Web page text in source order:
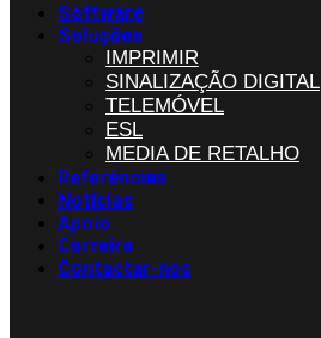
Software
Soluções
IMPRIMIR
SINALIZAÇÃO DIGITAL
TELEMÓVEL
ESL
MEDIA DE RETALHO
Referências
Notícias
Apoio
Carreira
Contactar-nos